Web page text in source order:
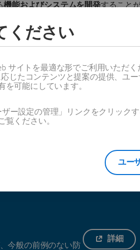
機能およびシステムを開発すること
ての関係者間の効率的な連携です。
ありません。必要なときにシステム
は、獲得サイクル全体を短縮する必
。
今般の前例のない防
詳細
ください
サイトを最適な形でご利用いただ
じたコンテンツと提案の提供、ユ
を可能にしています。
ー設定の管理」リンクをクリック
覧ください。
ユー